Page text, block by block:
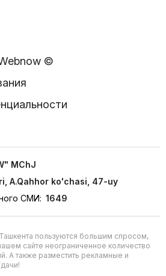
©
MChJ
A.Qahhor ko'chasi, 47-uy
СМИ: 1649
пользуются большим спросом,
сайте неограниченное количество
А также разместить рекламные и